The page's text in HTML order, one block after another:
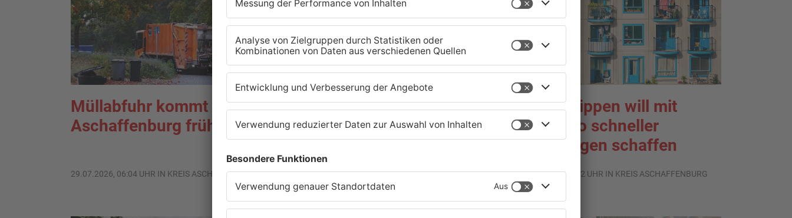
Müllabfuhr kommt im Kreis
Aschaffenburg früher
29.07.2026, 06:04 UHR IN KREIS ASCHAFFENBURG
Sailauf soll besseren
Mobilfunk-Empfang
bekommen
28.07.2026, 12:35 UHR IN KREIS ASCHAFFENBURG
Schöllkrippen will mit
Bauturbo schneller
Wohnungen schaffen
28.07.2026, 12:32 UHR IN KREIS ASCHAFFENBURG